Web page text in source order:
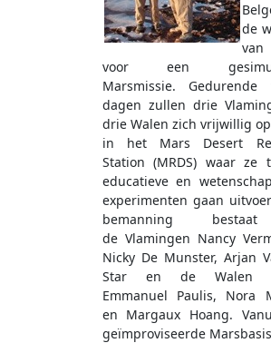
de
voor een
Marsmissie. Gedurende
dagen zullen drie
drie Walen zich vrijwillig
in het Mars Desert
Station (MRDS) waar ze
educatieve en
experimenten gaan
bemanning
de Vlamingen Nancy
Nicky De Munster, Arjan
Star en de Walen
Emmanuel Paulis, Nora
en Margaux Hoang.
geïmproviseerde